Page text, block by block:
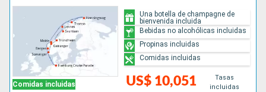
Comidas incluidas US$ 10,051
Tasas
incluidas
Una botella de champagne de
bienvenida incluida
Bebidas no alcohólicas incluidas
Propinas incluidas
Comidas incluidas